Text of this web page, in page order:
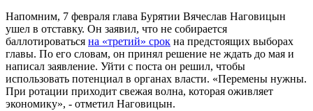
Напомним, 7 февраля глава Бурятии Вячеслав Наговицын
ушел в отставку. Он заявил, что не собирается
баллотироваться на «третий» срок на предстоящих выборах
главы. По его словам, он принял решение не ждать до мая и
написал заявление. Уйти с поста он решил, чтобы
использовать потенциал в органах власти. «Перемены нужны.
При ротации приходит свежая волна, которая оживляет
экономику», - отметил Наговицын.